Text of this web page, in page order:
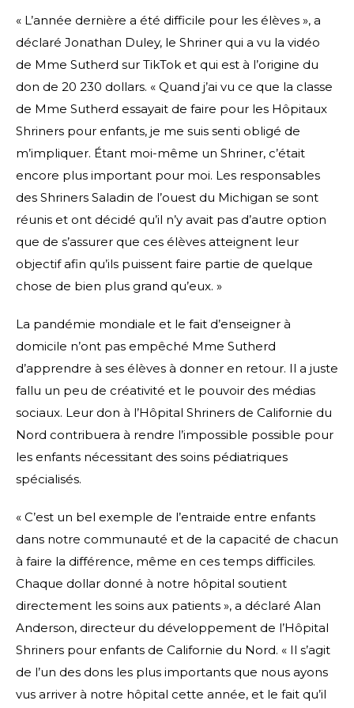
« L’année dernière a été difficile pour les élèves », a
déclaré Jonathan Duley, le Shriner qui a vu la vidéo
de Mme Sutherd sur TikTok et qui est à l’origine du
don de 20 230 dollars. « Quand j’ai vu ce que la classe
de Mme Sutherd essayait de faire pour les Hôpitaux
Shriners pour enfants, je me suis senti obligé de
m’impliquer. Étant moi-même un Shriner, c’était
encore plus important pour moi. Les responsables
des Shriners Saladin de l’ouest du Michigan se sont
réunis et ont décidé qu’il n’y avait pas d’autre option
que de s’assurer que ces élèves atteignent leur
objectif afin qu’ils puissent faire partie de quelque
chose de bien plus grand qu’eux. »
La pandémie mondiale et le fait d’enseigner à
domicile n’ont pas empêché Mme Sutherd
d’apprendre à ses élèves à donner en retour. Il a juste
fallu un peu de créativité et le pouvoir des médias
sociaux. Leur don à l’Hôpital Shriners de Californie du
Nord contribuera à rendre l’impossible possible pour
les enfants nécessitant des soins pédiatriques
spécialisés.
« C’est un bel exemple de l’entraide entre enfants
dans notre communauté et de la capacité de chacun
à faire la différence, même en ces temps difficiles.
Chaque dollar donné à notre hôpital soutient
directement les soins aux patients », a déclaré Alan
Anderson, directeur du développement de l’Hôpital
Shriners pour enfants de Californie du Nord. « Il s’agit
de l’un des dons les plus importants que nous ayons
vus arriver à notre hôpital cette année, et le fait qu’il